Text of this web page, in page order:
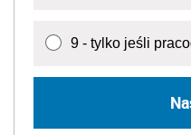
9 - tylko jeśli